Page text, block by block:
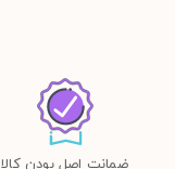
ضمانت اصل بودن کالا